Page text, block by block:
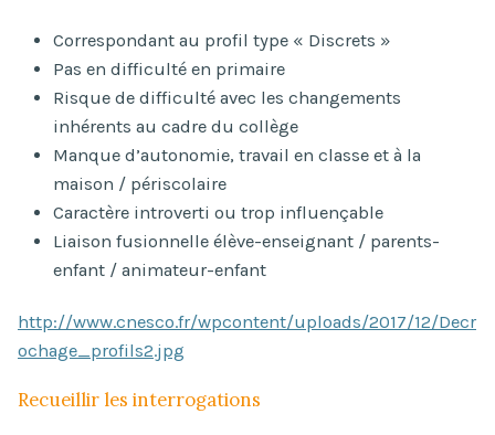
Correspondant au profil type « Discrets »
Pas en difficulté en primaire
Risque de difficulté avec les changements
inhérents au cadre du collège
Manque d’autonomie, travail en classe et à la
maison / périscolaire
Caractère introverti ou trop influençable
Liaison fusionnelle élève-enseignant / parents-
enfant / animateur-enfant
http://www.cnesco.fr/wpcontent/uploads/2017/12/Decr
ochage_profils2.jpg
Recueillir les interrogations